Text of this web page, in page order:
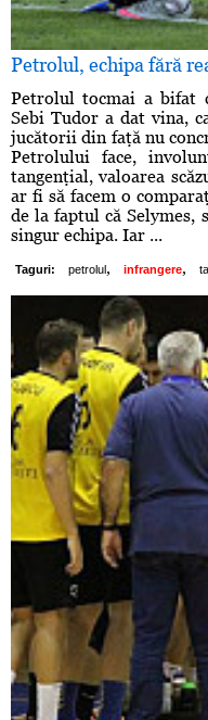
Petrolul, echipa fără
Petrolul tocmai a bifat
Sebi Tudor a dat vina,
jucătorii din faţă nu
Petrolului face,
tangenţial, valoarea
ar fi să facem o
de la faptul că Selymes,
singur echipa. Iar ...
Taguri: petrolul , infrangere,